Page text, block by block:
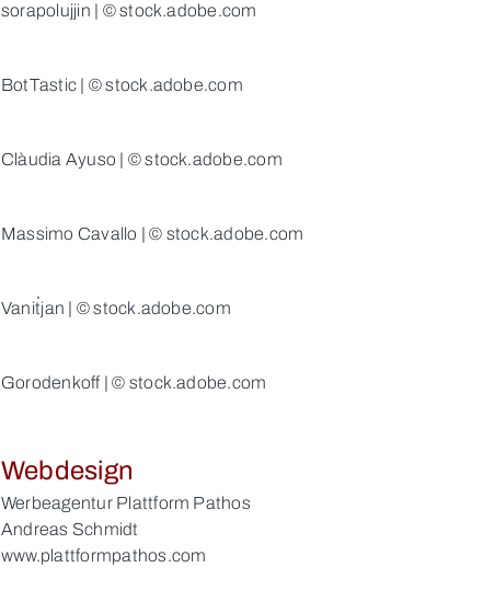
sorapolujjin | © stock.adobe.com
BotTastic | © stock.adobe.com
Clàudia Ayuso | © stock.adobe.com
Massimo Cavallo | © stock.adobe.com
Vanit่jan | © stock.adobe.com
Gorodenkoff | © stock.adobe.com
Webdesign
Werbeagentur Plattform Pathos
Andreas Schmidt
www.plattformpathos.com